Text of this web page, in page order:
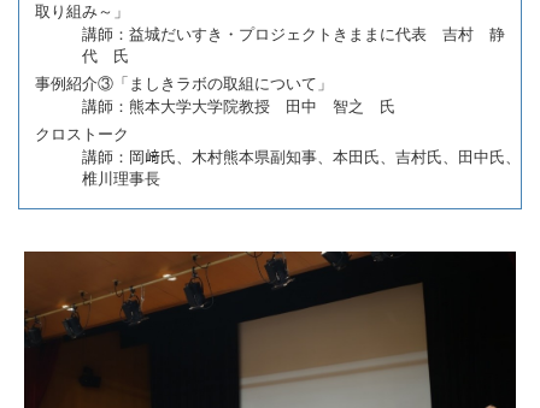
取り組み～」
講師：益城だいすき・プロジェクトきままに代表 吉村 静
代 氏
事例紹介③「ましきラボの取組について」
講師：熊本大学大学院教授 田中 智之 氏
クロストーク
講師：岡﨑氏、木村熊本県副知事、本田氏、吉村氏、田中氏、
椎川理事長